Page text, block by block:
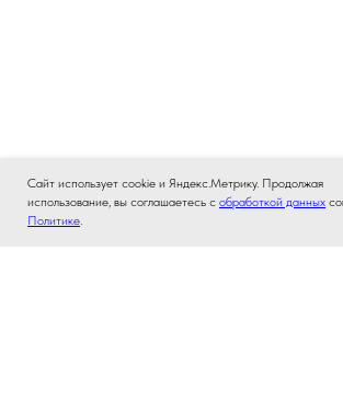
Сайт использует cookie и Яндекс.Метрику. Продолжая
использование, вы соглашаетесь с обработкой данных
Политике.